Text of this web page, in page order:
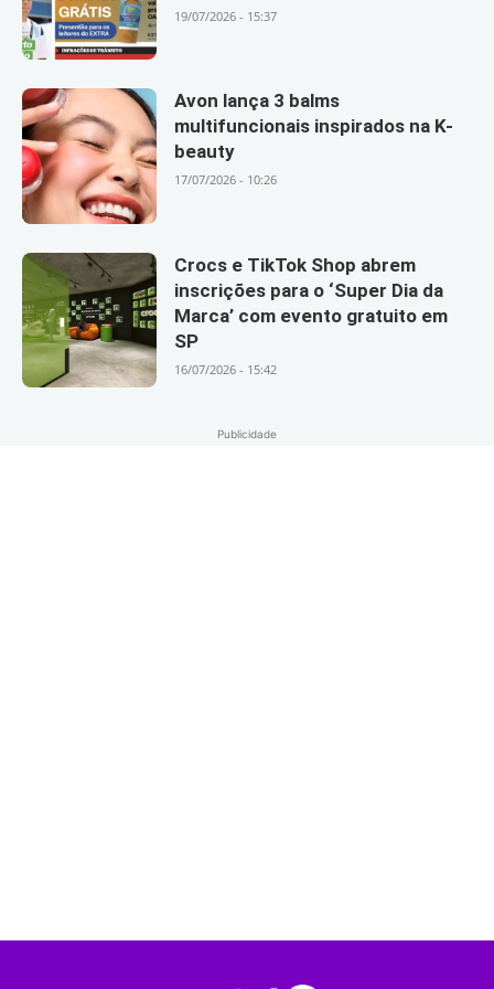
19/07/2026 - 15:37
Avon lança 3 balms
multifuncionais inspirados na K-
beauty
17/07/2026 - 10:26
Crocs e TikTok Shop abrem
inscrições para o ‘Super Dia da
Marca’ com evento gratuito em
SP
16/07/2026 - 15:42
Publicidade